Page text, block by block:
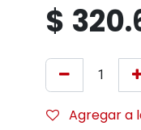
$
Agregar a